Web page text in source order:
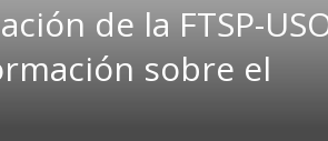
de la FTSP-
sobre el